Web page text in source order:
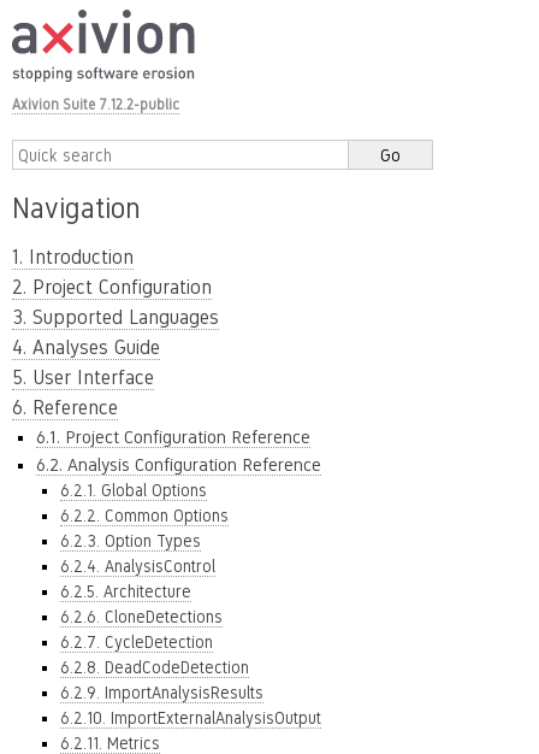
Axivion Suite 7.12.2-public
Navigation
1. Introduction
2. Project Configuration
3. Supported Languages
4. Analyses Guide
5. User Interface
6. Reference
6.1. Project Configuration Reference
6.2. Analysis Configuration Reference
6.2.1. Global Options
6.2.2. Common Options
6.2.3. Option Types
6.2.4. AnalysisControl
6.2.5. Architecture
6.2.6. CloneDetections
6.2.7. CycleDetection
6.2.8. DeadCodeDetection
6.2.9. ImportAnalysisResults
6.2.10. ImportExternalAnalysisOutput
6.2.11. Metrics